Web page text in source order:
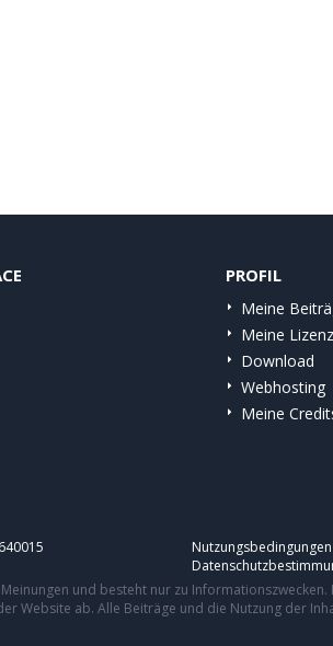
PROFIL
Meine
Meine Lizenz
Download
Webhosting
Meine
Nutzungsbedingungen
und besteht nur zu
Website ab. Alle Beiträge und die Nutzung der